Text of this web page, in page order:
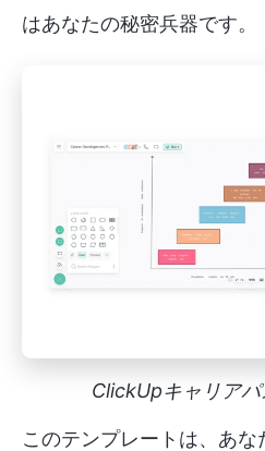
はあなたの秘密兵器です。
ClickUpキャリアパ
このテンプレートは、あ